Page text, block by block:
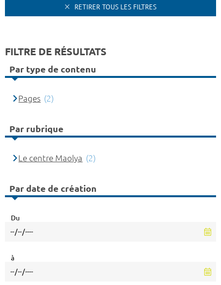
RETIRER TOUS LES FILTRES
FILTRE DE RÉSULTATS
Par type de contenu
Pages (2)
Par rubrique
Le centre Maolya (2)
Par date de création
Du
à